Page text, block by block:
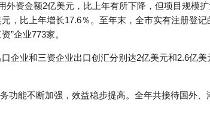
外资金额2亿美元，比上年有所下降，但项目规模
，比上年增长17.6％。至年末，全市实有注册登记
”企业773家。
企业和三资企业出口创汇分别达2亿美元和2.6亿美
功能不断加强，效益稳步提高。全年共接待国外、